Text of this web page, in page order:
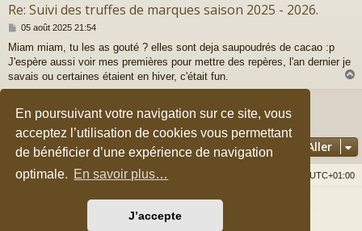
En poursuivant votre navigation sur ce site, vous
acceptez l’utilisation de cookies vous permettant
de bénéficier d’une expérience de navigation
optimale. En savoir plus…
J’accepte
Re: Suivi des truffes de marques saison 2025 - 2026.
M
s
s
a
g
05 août 2025 21:54
Miam miam, tu les as gouté ? elles sont deja saupoudrés de cacao :p
J'espère aussi voir mes premières pour mettre des repères, l'an dernier je
savais ou certaines étaient en hiver, c'était fun.
96 messages Page2sur 7
Précédent
1 2 3 4 5 … 7
Aller
Accueil du forum UTC+01:00
Nous contacter
Développé parphpBB® Forum Software © phpBB Limited
Style parArty